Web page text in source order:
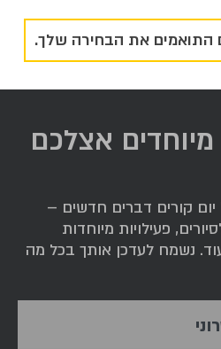
התואמים את הבחירה שלך.
מיוחדים אצלכם
קורים דברים חדשים –
פעילויות מיוחדות
נשמח לעדכן אותך בכל מה